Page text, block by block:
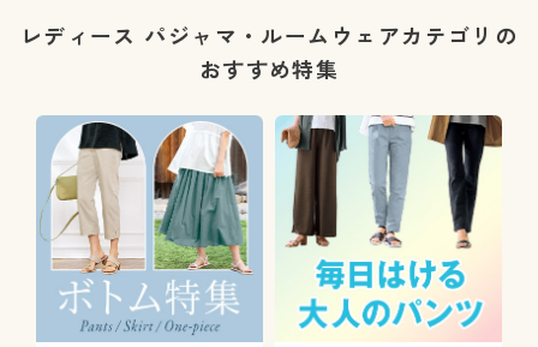
レディース パジャマ・ルームウェアカテゴリの
おすすめ特集